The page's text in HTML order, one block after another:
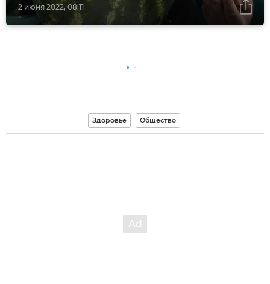
2 июня 2022, 08:11
Здоровье Общество